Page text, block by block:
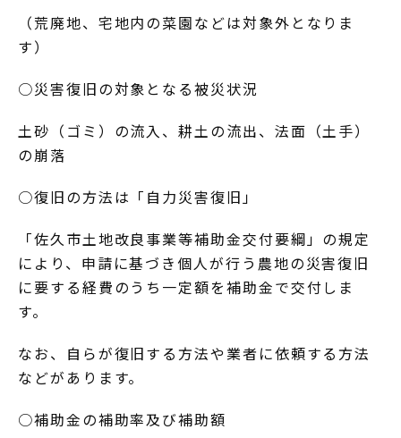
（荒廃地、宅地内の菜園などは対象外となりま
す）
○災害復旧の対象となる被災状況
土砂（ゴミ）の流入、耕土の流出、法面（土手）
の崩落
○復旧の方法は「自力災害復旧」
「佐久市土地改良事業等補助金交付要綱」の規定
により、申請に基づき個人が行う農地の災害復旧
に要する経費のうち一定額を補助金で交付しま
す。
なお、自らが復旧する方法や業者に依頼する方法
などがあります。
○補助金の補助率及び補助額